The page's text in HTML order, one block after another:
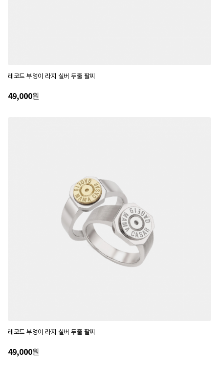
레코드 부엉이 라지 실버 두줄 팔찌
49,000원
레코드 부엉이 라지 실버 두줄 팔찌
49,000원